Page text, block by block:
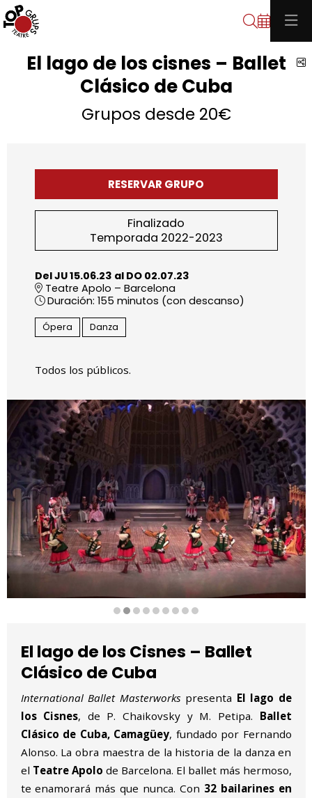
Buscar
El lago de los cisnes – Ballet
Clásico de Cuba
Grupos desde 20€
RESERVAR GRUPO
Finalizado
Temporada 2022-2023
Del JU 15.06.23 al DO 02.07.23
Teatre Apolo – Barcelona
Duración: 155 minutos (con descanso)
Ópera Danza
Todos los públicos.
El lago de los Cisnes – Ballet
Clásico de Cuba
International Ballet Masterworks presenta El lago de
los Cisnes, de P. Chaikovsky y M. Petipa. Ballet
Clásico de Cuba, Camagüey, fundado por Fernando
Alonso. La obra maestra de la historia de la danza en
el Teatre Apolo de Barcelona. El ballet más hermoso,
te enamorará más que nunca. Con 32 bailarines en